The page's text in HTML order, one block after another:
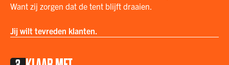
Want zij zorgen dat de tent blijft draaien.
Jij wilt tevreden klanten.